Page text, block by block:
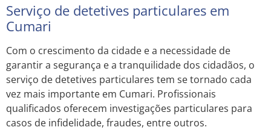
Serviço de detetives particulares em
Cumari
Com o crescimento da cidade e a necessidade de
garantir a segurança e a tranquilidade dos cidadãos, o
serviço de detetives particulares tem se tornado cada
vez mais importante em Cumari. Profissionais
qualificados oferecem investigações particulares para
casos de infidelidade, fraudes, entre outros.